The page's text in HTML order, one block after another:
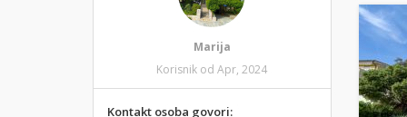
Marija
Korisnik od Apr, 2024
Kontakt osoba govori: